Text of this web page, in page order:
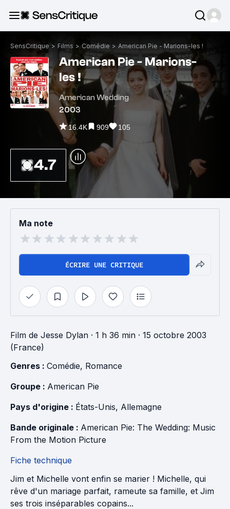
SensCritique > Films > Comédie > American Pie - Marions-les !
American Pie - Marions-
les !
American Wedding
2003
16.4K 909 105
4.7
Ma note
ÉCRIRE UNE CRITIQUE
Film de Jesse Dylan · 1 h 36 min · 15 octobre 2003
(France)
Genres : Comédie, Romance
Groupe : American Pie
Pays d'origine : États-Unis, Allemagne
Bande originale : American Pie: The Wedding: Music
From the Motion Picture
Fiche technique
Jim et Michelle vont enfin se marier ! Michelle, qui
rêve d'un mariage parfait, rameute sa famille, et Jim
ses trois inséparables copains...